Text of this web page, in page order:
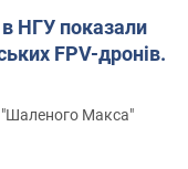
НГУ показали
FPV-дронів.
"Шаленого Макса"